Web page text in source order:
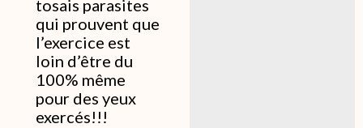
tosais parasites
qui prouvent que
l’exercice est
loin d’être du
100% même
pour des yeux
exercés!!!